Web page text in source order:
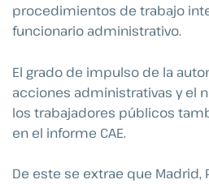
procedimientos de trabajo
funcionario administrativo.
El grado de impulso de la
acciones administrativas y el
los trabajadores públicos
en el informe CAE.
De este se extrae que Madrid,